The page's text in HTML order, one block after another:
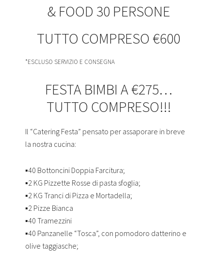
& FOOD 30 PERSONE
TUTTO COMPRESO €600
*ESCLUSO SERVIZIO E CONSEGNA
FESTA BIMBI A €275…
TUTTO COMPRESO!!!
Il “Catering Festa” pensato per assaporare in breve
la nostra cucina:
▪️40 Bottoncini Doppia Farcitura;
▪️2 KG Pizzette Rosse di pasta sfoglia;
▪️2 KG Tranci di Pizza e Mortadella;
▪️2 Pizze Bianca
▪️40 Tramezzini
▪️40 Panzanelle “Tosca”, con pomodoro datterino e
olive taggiasche;